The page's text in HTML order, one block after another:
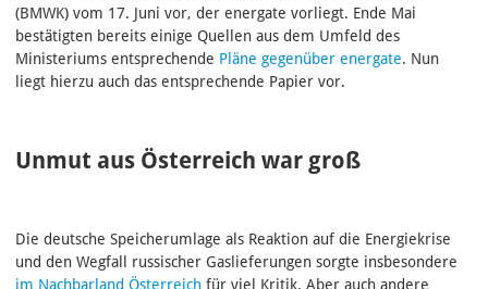
(BMWK) vom 17. Juni vor, der energate vorliegt. Ende Mai
bestätigten bereits einige Quellen aus dem Umfeld des
Ministeriums entsprechende Pläne gegenüber energate. Nun
liegt hierzu auch das entsprechende Papier vor.
Unmut aus Österreich war groß
Die deutsche Speicherumlage als Reaktion auf die Energiekrise
und den Wegfall russischer Gaslieferungen sorgte insbesondere
im Nachbarland Österreich für viel Kritik. Aber auch andere